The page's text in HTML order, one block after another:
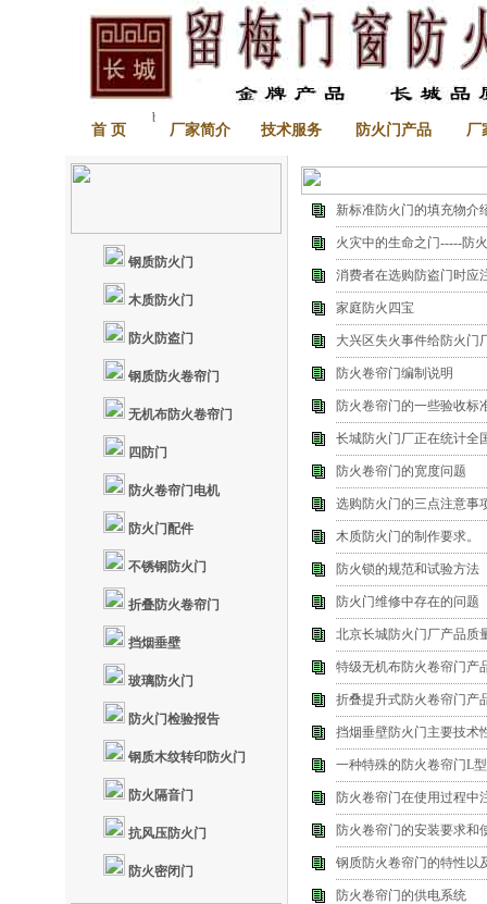
首 页 厂家简介 技术服务 防火门产品 厂
钢质防火门
木质防火门
防火防盗门
钢质防火卷帘门
无机布防火卷帘门
四防门
防火卷帘门电机
防火门配件
不锈钢防火门
折叠防火卷帘门
挡烟垂壁
玻璃防火门
防火门检验报告
钢质木纹转印防火门
防火隔音门
抗风压防火门
防火密闭门
新标准防火门的填充物介
火灾中的生命之门-----防
消费者在选购防盗门时应
家庭防火四宝
大兴区失火事件给防火门
防火卷帘门编制说明
防火卷帘门的一些验收标
长城防火门厂正在统计全
防火卷帘门的宽度问题
选购防火门的三点注意事
木质防火门的制作要求。
防火锁的规范和试验方法
防火门维修中存在的问题
北京长城防火门厂产品质
特级无机布防火卷帘门产
折叠提升式防火卷帘门产
挡烟垂壁防火门主要技术
一种特殊的防火卷帘门L
防火卷帘门在使用过程中
防火卷帘门的安装要求和
钢质防火卷帘门的特性以
防火卷帘门的供电系统